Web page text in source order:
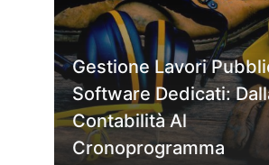
Gestione Lavori
Software Dedicati:
Contabilità Al
Cronoprogramma